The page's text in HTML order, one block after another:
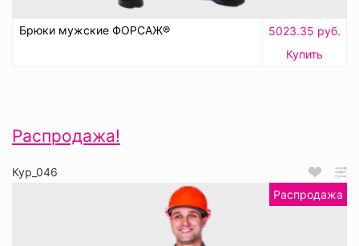
Брюки мужские ФОРСАЖ®
5023.35 руб.
Купить
Распродажа!
Кур_046
Распродажа